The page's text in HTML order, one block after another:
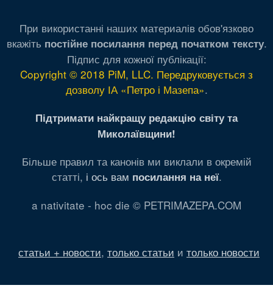
При використанні наших материалів обов'язково
вкажіть постійне посилання перед початком тексту.
Підпис для кожної публікації:
Copyright © 2018 PiM, LLC. Передруковується з
дозволу ІА «Петро і Мазепа».
Підтримати найкращу редакцію світу та
Миколаївщини!
Більше правил та канонів ми виклали в окремій
статті, і ось вам посилання на неї.
a nativitate - hoc die © PETRIMAZEPA.COM
статьи + новости, только статьи и только новости